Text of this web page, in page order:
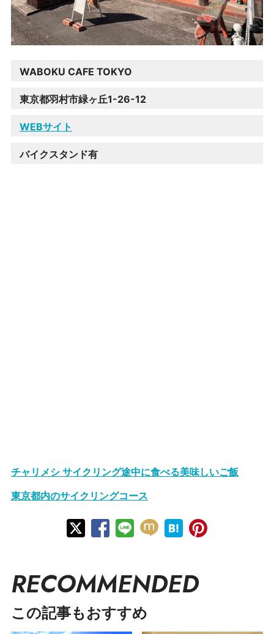
WABOKU CAFE TOKYO
東京都羽村市緑ヶ丘1-26-12
WEBサイト
バイクスタンド有
チャリメシ サイクリング途中に食べる美味しいご飯
東京都内のサイクリングコース
RECOMMENDED
この記事もおすすめ